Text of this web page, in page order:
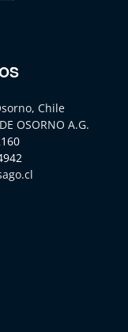
Chile
OSORNO A.G.